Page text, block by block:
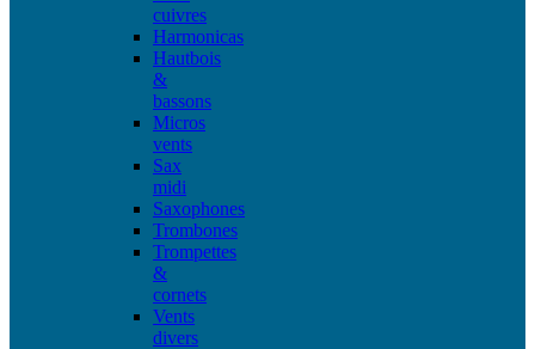
cuivres
Harmonicas
Hautbois
&
bassons
Micros
vents
Sax
midi
Saxophones
Trombones
Trompettes
&
cornets
Vents
divers